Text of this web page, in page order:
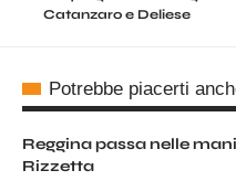
Catanzaro e Deliese
Potrebbe piacerti
Reggina passa nelle
Rizzetta